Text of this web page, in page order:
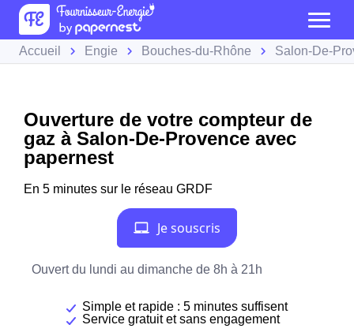
Accueil Engie Bouches-du-Rhône Salon-De-